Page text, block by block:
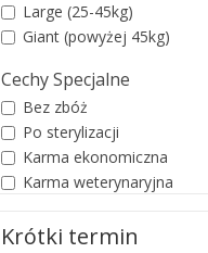
Large (25-45kg)
Giant (powyżej 45kg)
Cechy Specjalne
Bez zbóż
Po sterylizacji
Karma ekonomiczna
Karma weterynaryjna
Krótki termin